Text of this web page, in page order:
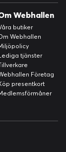
dig
steg-
Webhallen
butiker
Webhallen
tjänster
Företag
presentkort